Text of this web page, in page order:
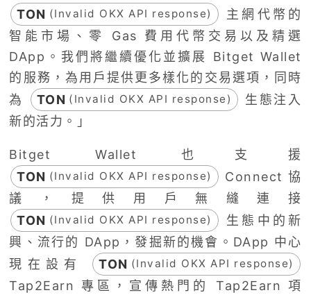
TON (Invalid OKX API response)
主網代幣的
智能市場、零 Gas 費用代幣交易以及精選
DApp。我們將繼續優化並擴展 Bitget Wallet
的服務，為用戶提供更多樣化的交易選項，同時
為
TON (Invalid OKX API response)
生態注入
新的活力。」
Bitget Wallet 也支援
TON (Invalid OKX API response)
Connect 協
議，提供用戶無縫連接
TON (Invalid OKX API response)
生態中的新
興、流行的 DApp，發掘新的機會。DApp 中心
現在設有
TON (Invalid OKX API response)
Tap2Earn 專區，宣傳熱門的 Tap2Earn 項